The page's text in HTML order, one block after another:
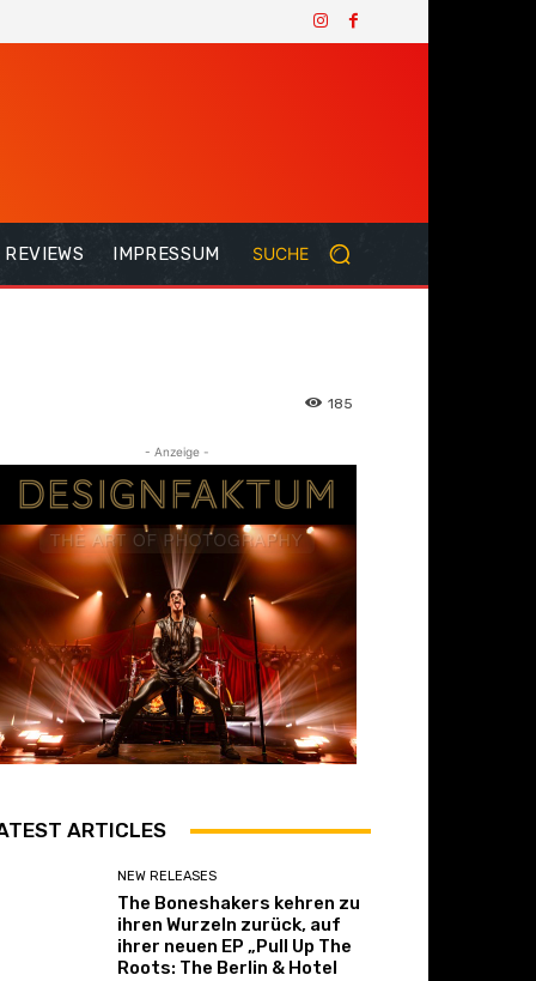
REVIEWS IMPRESSUM SUCHE
185
- Anzeige -
ARTICLES
NEW RELEASES
The Boneshakers kehren zu
ihren Wurzeln zurück, auf
ihrer neuen EP „Pull Up The
Roots: The Berlin & Hotel